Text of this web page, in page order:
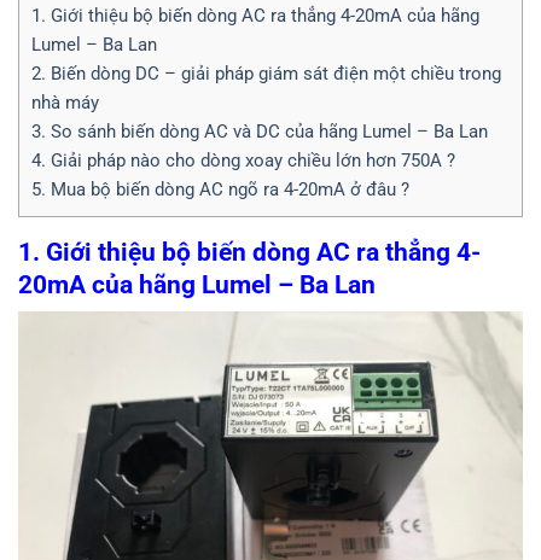
1. Giới thiệu bộ biến dòng AC ra thẳng 4-20mA của hãng
Lumel – Ba Lan
2. Biến dòng DC – giải pháp giám sát điện một chiều trong
nhà máy
3. So sánh biến dòng AC và DC của hãng Lumel – Ba Lan
4. Giải pháp nào cho dòng xoay chiều lớn hơn 750A ?
5. Mua bộ biến dòng AC ngõ ra 4-20mA ở đâu ?
1. Giới thiệu bộ biến dòng AC ra thẳng 4-
20mA của hãng Lumel – Ba Lan